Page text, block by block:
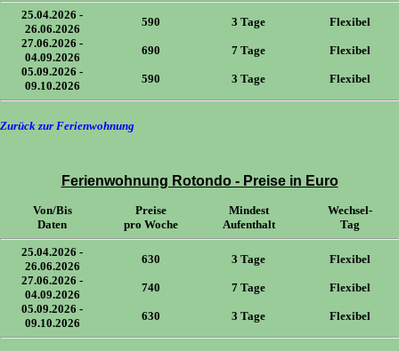
25.04.2026 -
26.06.2026
590 3 Tage
Flexibel
27.06.2026 -
04.09.2026
690 7 Tage
Flexibel
05.09.2026 -
09.10.2026
590 3 Tage Flexibel
Zurück zur Ferienwohnung
Ferienwohnung Rotondo - Preise in Euro
Von/Bis Preise Mindest
Wechsel-
Daten
pro Woche Aufenthalt Tag
25.04.2026 -
26.06.2026
630 3 Tage
Flexibel
27.06.2026 -
04.09.2026
740 7 Tage
Flexibel
05.09.2026 -
09.10.2026
630 3 Tage Flexibel